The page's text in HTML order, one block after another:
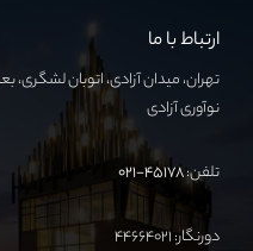
ارتباط با ما
نوآوری آزادی
تلفن:۴۵۱۷۸-۰۲۱
دورنگار: ۴۴۶۶۴۰۲۱